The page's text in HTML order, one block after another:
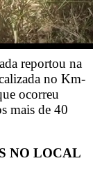
reportou na
no Km-
ocorreu
mais de 40
NO LOCAL